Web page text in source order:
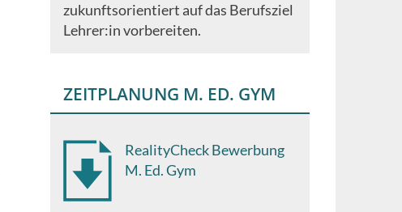
zukunftsorientiert auf das Berufsziel
Lehrer:in vorbereiten.
ZEITPLANUNG M. ED. GYM
RealityCheck Bewerbung
M. Ed. Gym